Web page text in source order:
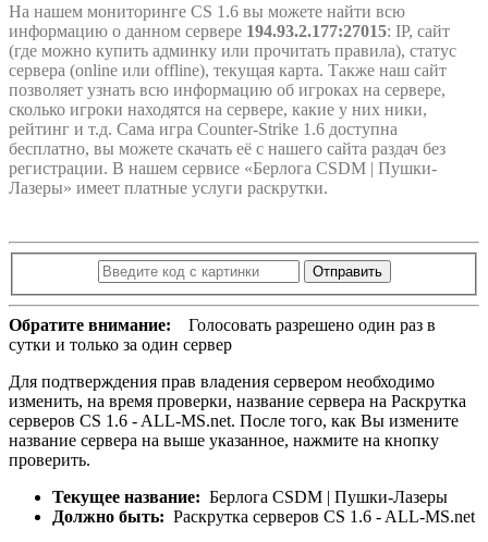
На нашем мониторинге CS 1.6 вы можете найти всю
информацию о данном сервере 194.93.2.177:27015: IP, сайт
(где можно купить админку или прочитать правила), статус
сервера (online или offline), текущая карта. Также наш сайт
позволяет узнать всю информацию об игроках на сервере,
сколько игроки находятся на сервере, какие у них ники,
рейтинг и т.д. Сама игра Counter-Strike 1.6 доступна
бесплатно, вы можете скачать её с нашего сайта раздач без
регистрации. В нашем сервисе «Берлога CSDM | Пушки-
Лазеры» имеет платные услуги раскрутки.
Отправить
Обратите внимание: Голосовать разрешено один раз в
сутки и только за один сервер
Для подтверждения прав владения сервером необходимо
изменить, на время проверки, название сервера на Раскрутка
серверов CS 1.6 - ALL-MS.net. После того, как Вы измените
название сервера на выше указанное, нажмите на кнопку
проверить.
Текущее название: Берлога CSDM | Пушки-Лазеры
Должно быть: Раскрутка серверов CS 1.6 - ALL-MS.net